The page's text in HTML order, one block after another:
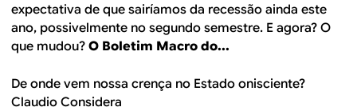
expectativa de que sairíamos da recessão ainda este
ano, possivelmente no segundo semestre. E agora? O
que mudou? O Boletim Macro do...
De onde vem nossa crença no Estado onisciente?
Claudio Considera